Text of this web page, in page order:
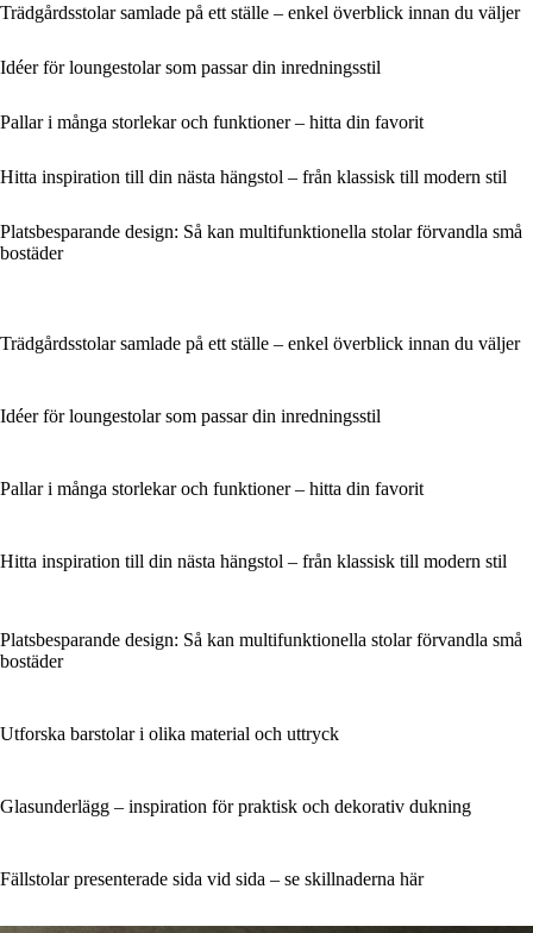
Trädgårdsstolar samlade på ett ställe – enkel överblick innan du väljer
Idéer för loungestolar som passar din inredningsstil
Pallar i många storlekar och funktioner – hitta din favorit
Hitta inspiration till din nästa hängstol – från klassisk till modern stil
Platsbesparande design: Så kan multifunktionella stolar förvandla små
bostäder
Trädgårdsstolar samlade på ett ställe – enkel överblick innan du väljer
Idéer för loungestolar som passar din inredningsstil
Pallar i många storlekar och funktioner – hitta din favorit
Hitta inspiration till din nästa hängstol – från klassisk till modern stil
Platsbesparande design: Så kan multifunktionella stolar förvandla små
bostäder
Utforska barstolar i olika material och uttryck
Glasunderlägg – inspiration för praktisk och dekorativ dukning
Fällstolar presenterade sida vid sida – se skillnaderna här